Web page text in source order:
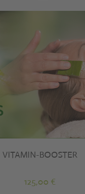
VITAMIN-BOOSTER
125,00 €